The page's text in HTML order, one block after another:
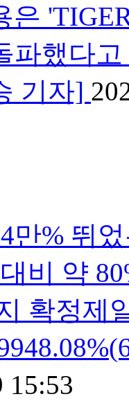
은
파했다
기자]
만% 뛰
비 약
확정제
15:53